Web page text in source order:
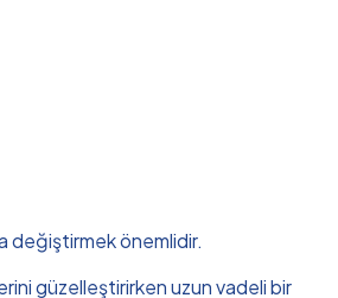
değiştirmek önemlidir.
güzelleştirirken uzun vadeli bir